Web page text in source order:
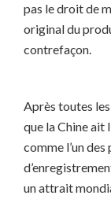
pas le droit de
original du
contrefaçon.
Après toutes
que la Chine ait
comme l’un
un attrait